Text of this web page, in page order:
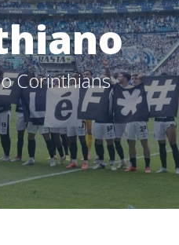
Corinthians